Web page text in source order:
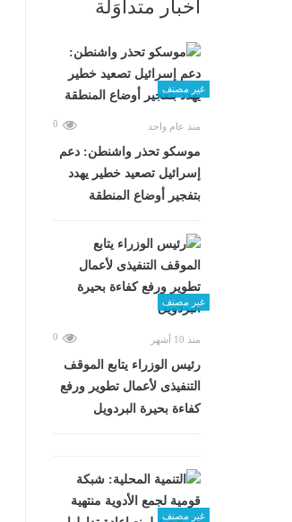
أخبار متداوَلة
غير مصنف
منذ عام واحد 0
موسكو تحذر واشنطن: دعم
إسرائيل تصعيد خطير يهدد
بتفجير أوضاع المنطقة
غير مصنف
منذ 10 أشهر 0
رئيس الوزراء يتابع الموقف
التنفيذى لأعمال تطوير ورفع
كفاءة بحيرة البردويل
غير مصنف